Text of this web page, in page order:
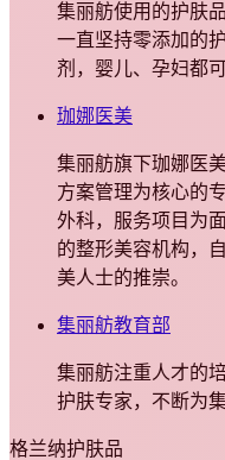
集丽舫使用的护肤
一直坚持零添加的
剂，婴儿、孕妇都
珈娜医美
集丽舫旗下珈娜医
方案管理为核心的
外科，服务项目为
的整形美容机构，
美人士的推崇。
集丽舫教育部
集丽舫注重人才的
护肤专家，不断为
格兰纳护肤品